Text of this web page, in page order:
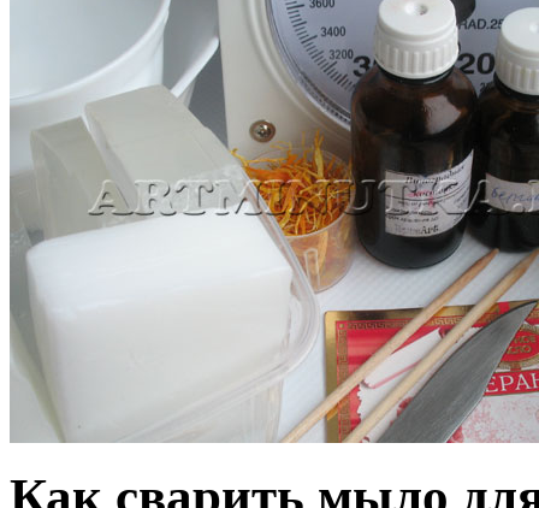
Как сварить мыло